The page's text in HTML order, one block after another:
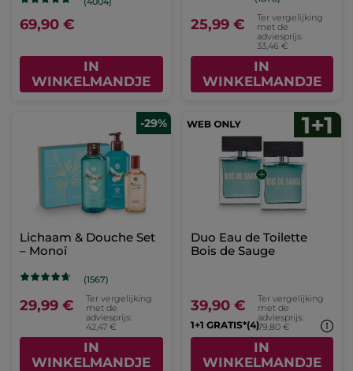
69,90 €
IN
WINKELMANDJE
25,99 €
Ter vergelijking
met de
adviesprijs:
33,46 €
IN
WINKELMANDJE
-29%
Lichaam & Douche Set
– Monoï
(1567)
29,99 €
Ter vergelijking
met de
adviesprijs:
42,47 €
IN
WINKELMANDJE
Duo Eau de Toilette
Bois de Sauge
39,90 €
Ter vergelijking
met de
adviesprijs:
79,80 €
1+1 GRATIS*(4)
IN
WINKELMANDJE